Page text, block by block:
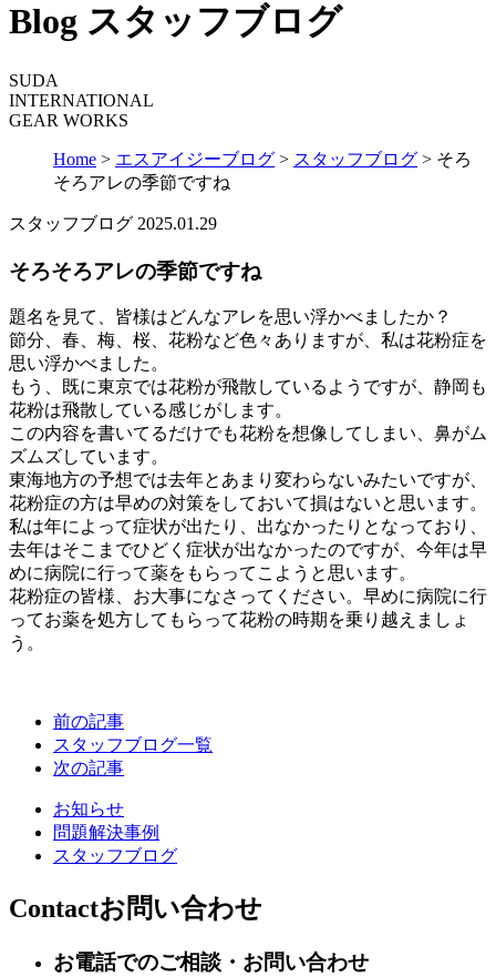
Blog スタッフブログ
SUDA
INTERNATIONAL
GEAR WORKS
Home > エスアイジーブログ > スタッフブログ > そろ
そろアレの季節ですね
スタッフブログ 2025.01.29
そろそろアレの季節ですね
題名を見て、皆様はどんなアレを思い浮かべましたか？
節分、春、梅、桜、花粉など色々ありますが、私は花粉症を
思い浮かべました。
もう、既に東京では花粉が飛散しているようですが、静岡も
花粉は飛散している感じがします。
この内容を書いてるだけでも花粉を想像してしまい、鼻がム
ズムズしています。
東海地方の予想では去年とあまり変わらないみたいですが、
花粉症の方は早めの対策をしておいて損はないと思います。
私は年によって症状が出たり、出なかったりとなっており、
去年はそこまでひどく症状が出なかったのですが、今年は早
めに病院に行って薬をもらってこようと思います。
花粉症の皆様、お大事になさってください。早めに病院に行
ってお薬を処方してもらって花粉の時期を乗り越えましょ
う。
前の記事
スタッフブログ一覧
次の記事
お知らせ
問題解決事例
スタッフブログ
Contactお問い合わせ
お電話でのご相談・お問い合わせ